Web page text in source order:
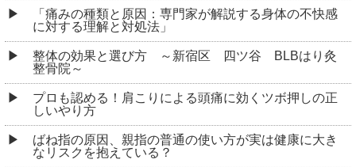
「痛みの種類と原因：専門家が解説する身体の不快感
に対する理解と対処法」
整体の効果と選び方 ～新宿区 四ツ谷 BLBはり灸
整骨院～
プロも認める！肩こりによる頭痛に効くツボ押しの正
しいやり方
ばね指の原因、親指の普通の使い方が実は健康に大き
なリスクを抱えている？